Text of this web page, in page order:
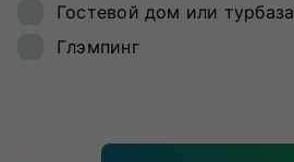
Гостевой дом или турбаза
Глэмпинг